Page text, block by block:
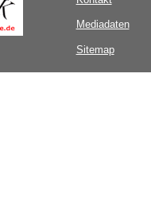
Mediadaten
Sitemap